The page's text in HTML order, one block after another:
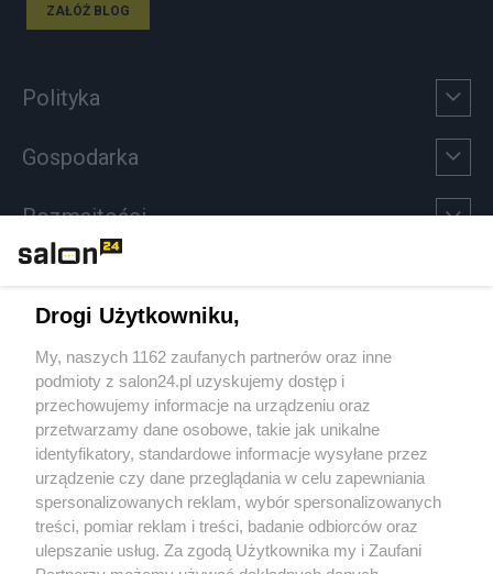
ZAŁÓŻ BLOG
Polityka
Gospodarka
Rozmaitości
Sport
Społeczeństwo
Kultura
X Facebook Instagram Youtube
Drogi Użytkowniku,
My, naszych 1162 zaufanych partnerów oraz inne
podmioty z salon24.pl uzyskujemy dostęp i
przechowujemy informacje na urządzeniu oraz
przetwarzamy dane osobowe, takie jak unikalne
identyfikatory, standardowe informacje wysyłane przez
urządzenie czy dane przeglądania w celu zapewniania
spersonalizowanych reklam, wybór spersonalizowanych
treści, pomiar reklam i treści, badanie odbiorców oraz
ulepszanie usług. Za zgodą Użytkownika my i Zaufani